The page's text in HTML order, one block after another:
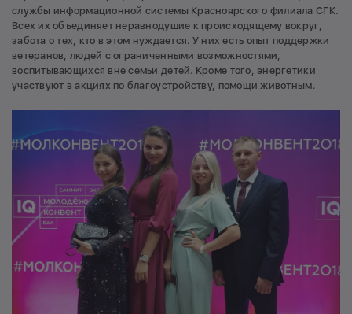
службы информационной системы Красноярского филиала СГК.
Всех их объединяет неравнодушие к происходящему вокруг,
забота о тех, кто в этом нуждается. У них есть опыт поддержки
ветеранов, людей с ограниченными возможностями,
воспитывающихся вне семьи детей. Кроме того, энергетики
участвуют в акциях по благоустройству, помощи животным.